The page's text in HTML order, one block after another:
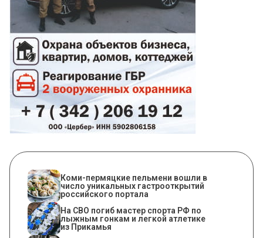
Коми-пермяцкие пельмени вошли в
число уникальных гастрооткрытий
российского портала
На СВО погиб мастер спорта РФ по
лыжным гонкам и легкой атлетике
из Прикамья